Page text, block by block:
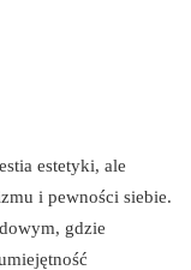
estetyki, ale
i pewności siebie.
gdzie